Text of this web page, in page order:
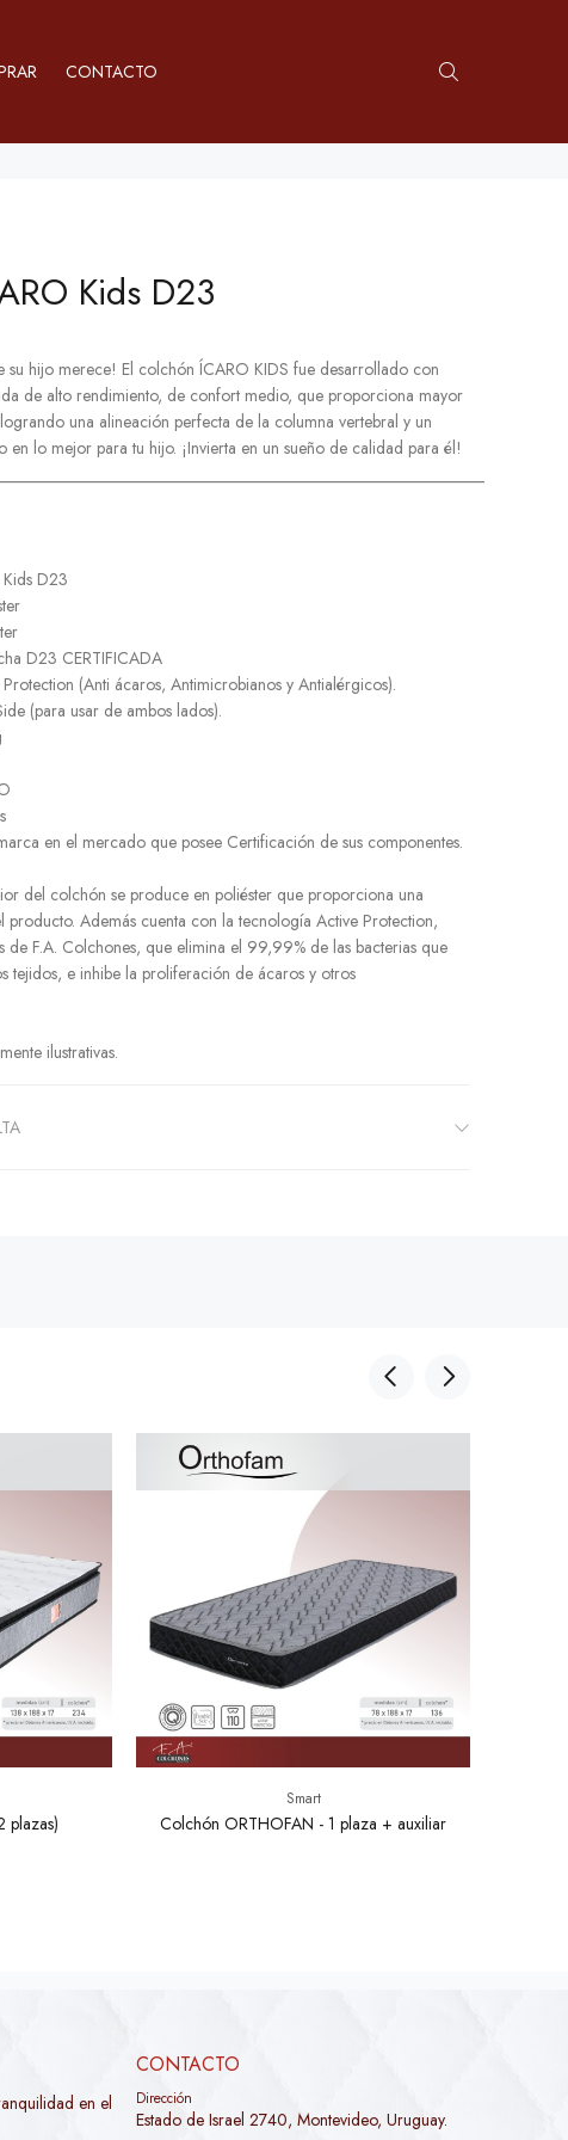
CONTACTO
Kids D23
su hijo merece! El colchón ÍCARO KIDS fue desarrollado con
de alto rendimiento, de confort medio, que proporciona mayor
una alineación perfecta de la columna vertebral y un
en lo mejor para tu hijo. ¡Invierta en un sueño de calidad para él!
Kids D23
D23 CERTIFICADA
Protection (Anti ácaros, Antimicrobianos y Antialérgicos).
(para usar de ambos lados).
en el mercado que posee Certificación de sus componentes.
del colchón se produce en poliéster que proporciona una
Además cuenta con la tecnología Active Protection,
de F.A. Colchones, que elimina el 99,99% de las bacterias que
tejidos, e inhibe la proliferación de ácaros y otros
ilustrativas.
plazas)
Smart
Colchón ORTHOFAN - 1 plaza + auxiliar
en el
CONTACTO
Dirección
Estado de Israel 2740, Montevideo, Uruguay.